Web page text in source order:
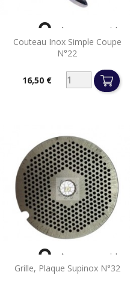
Couteau Inox Simple Coupe
N°22
16,50 €
 Aperçu rapide
Grille, Plaque Supinox N°32
 Aperçu rapide